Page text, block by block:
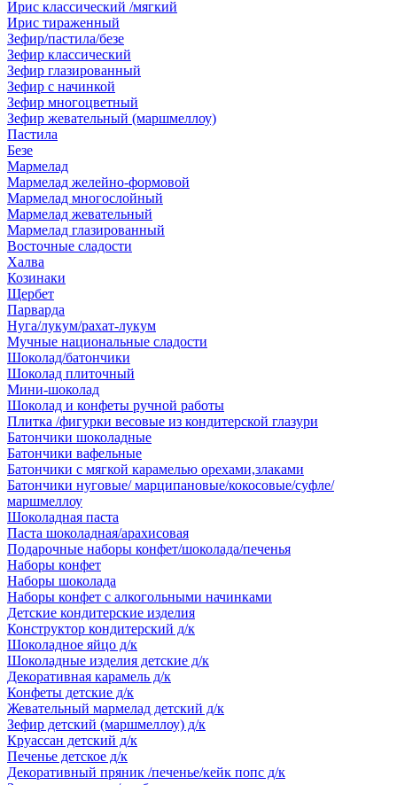
Ирис классический /мягкий
Ирис тираженный
Зефир/пастила/безе
Зефир классический
Зефир глазированный
Зефир с начинкой
Зефир многоцветный
Зефир жевательный (маршмеллоу)
Пастила
Безе
Мармелад
Мармелад желейно-формовой
Мармелад многослойный
Мармелад жевательный
Мармелад глазированный
Восточные сладости
Халва
Козинаки
Щербет
Парварда
Нуга/лукум/рахат-лукум
Мучные национальные сладости
Шоколад/батончики
Шоколад плиточный
Мини-шоколад
Шоколад и конфеты ручной работы
Плитка /фигурки весовые из кондитерской глазури
Батончики шоколадные
Батончики вафельные
Батончики с мягкой карамелью орехами,злаками
Батончики нуговые/ марципановые/кокосовые/суфле/
маршмеллоу
Шоколадная паста
Паста шоколадная/арахисовая
Подарочные наборы конфет/шоколада/печенья
Наборы конфет
Наборы шоколада
Наборы конфет с алкогольными начинками
Детские кондитерские изделия
Конструктор кондитерский д/к
Шоколадное яйцо д/к
Шоколадные изделия детские д/к
Декоративная карамель д/к
Конфеты детские д/к
Жевательный мармелад детский д/к
Зефир детский (маршмеллоу) д/к
Круассан детский д/к
Печенье детское д/к
Декоративный пряник /печенье/кейк попс д/к